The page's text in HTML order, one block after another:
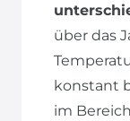
über das
konstant
im